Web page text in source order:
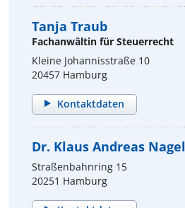
Tanja Traub
Fachanwältin für Steuerrecht
Kleine Johannisstraße 10
20457 Hamburg
Kontaktdaten
Dr. Klaus Andreas Nagel
Straßenbahnring 15
20251 Hamburg